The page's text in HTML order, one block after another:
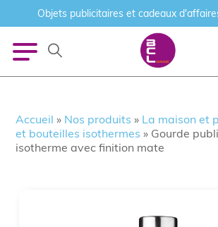
Objets publicitaires et cadeaux
Accueil » Nos produits » La maison et
et bouteilles isothermes » Gourde
isotherme avec finition mate